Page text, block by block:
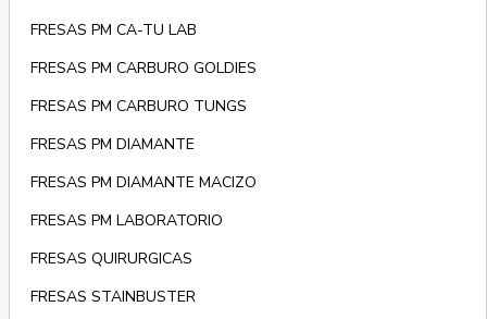
FRESAS PM CA-TU LAB
FRESAS PM CARBURO GOLDIES
FRESAS PM CARBURO TUNGS
FRESAS PM DIAMANTE
FRESAS PM DIAMANTE MACIZO
FRESAS PM LABORATORIO
FRESAS QUIRURGICAS
FRESAS STAINBUSTER